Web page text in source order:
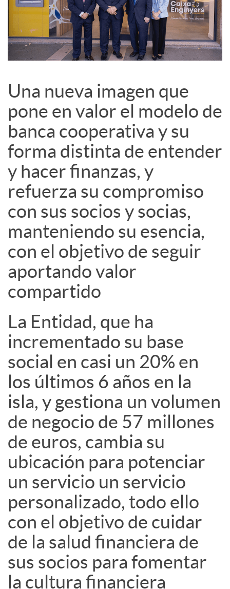
d
e
S
o
c
i
a
l
e
s
Una nueva imagen que
pone en valor el modelo de
banca cooperativa y su
forma distinta de entender
y hacer finanzas, y
refuerza su compromiso
con sus socios y socias,
manteniendo su esencia,
con el objetivo de seguir
aportando valor
compartido
La Entidad, que ha
incrementado su base
social en casi un 20% en
los últimos 6 años en la
isla, y gestiona un volumen
de negocio de 57 millones
de euros, cambia su
ubicación para potenciar
un servicio un servicio
personalizado, todo ello
con el objetivo de cuidar
de la salud financiera de
sus socios para fomentar
la cultura financiera